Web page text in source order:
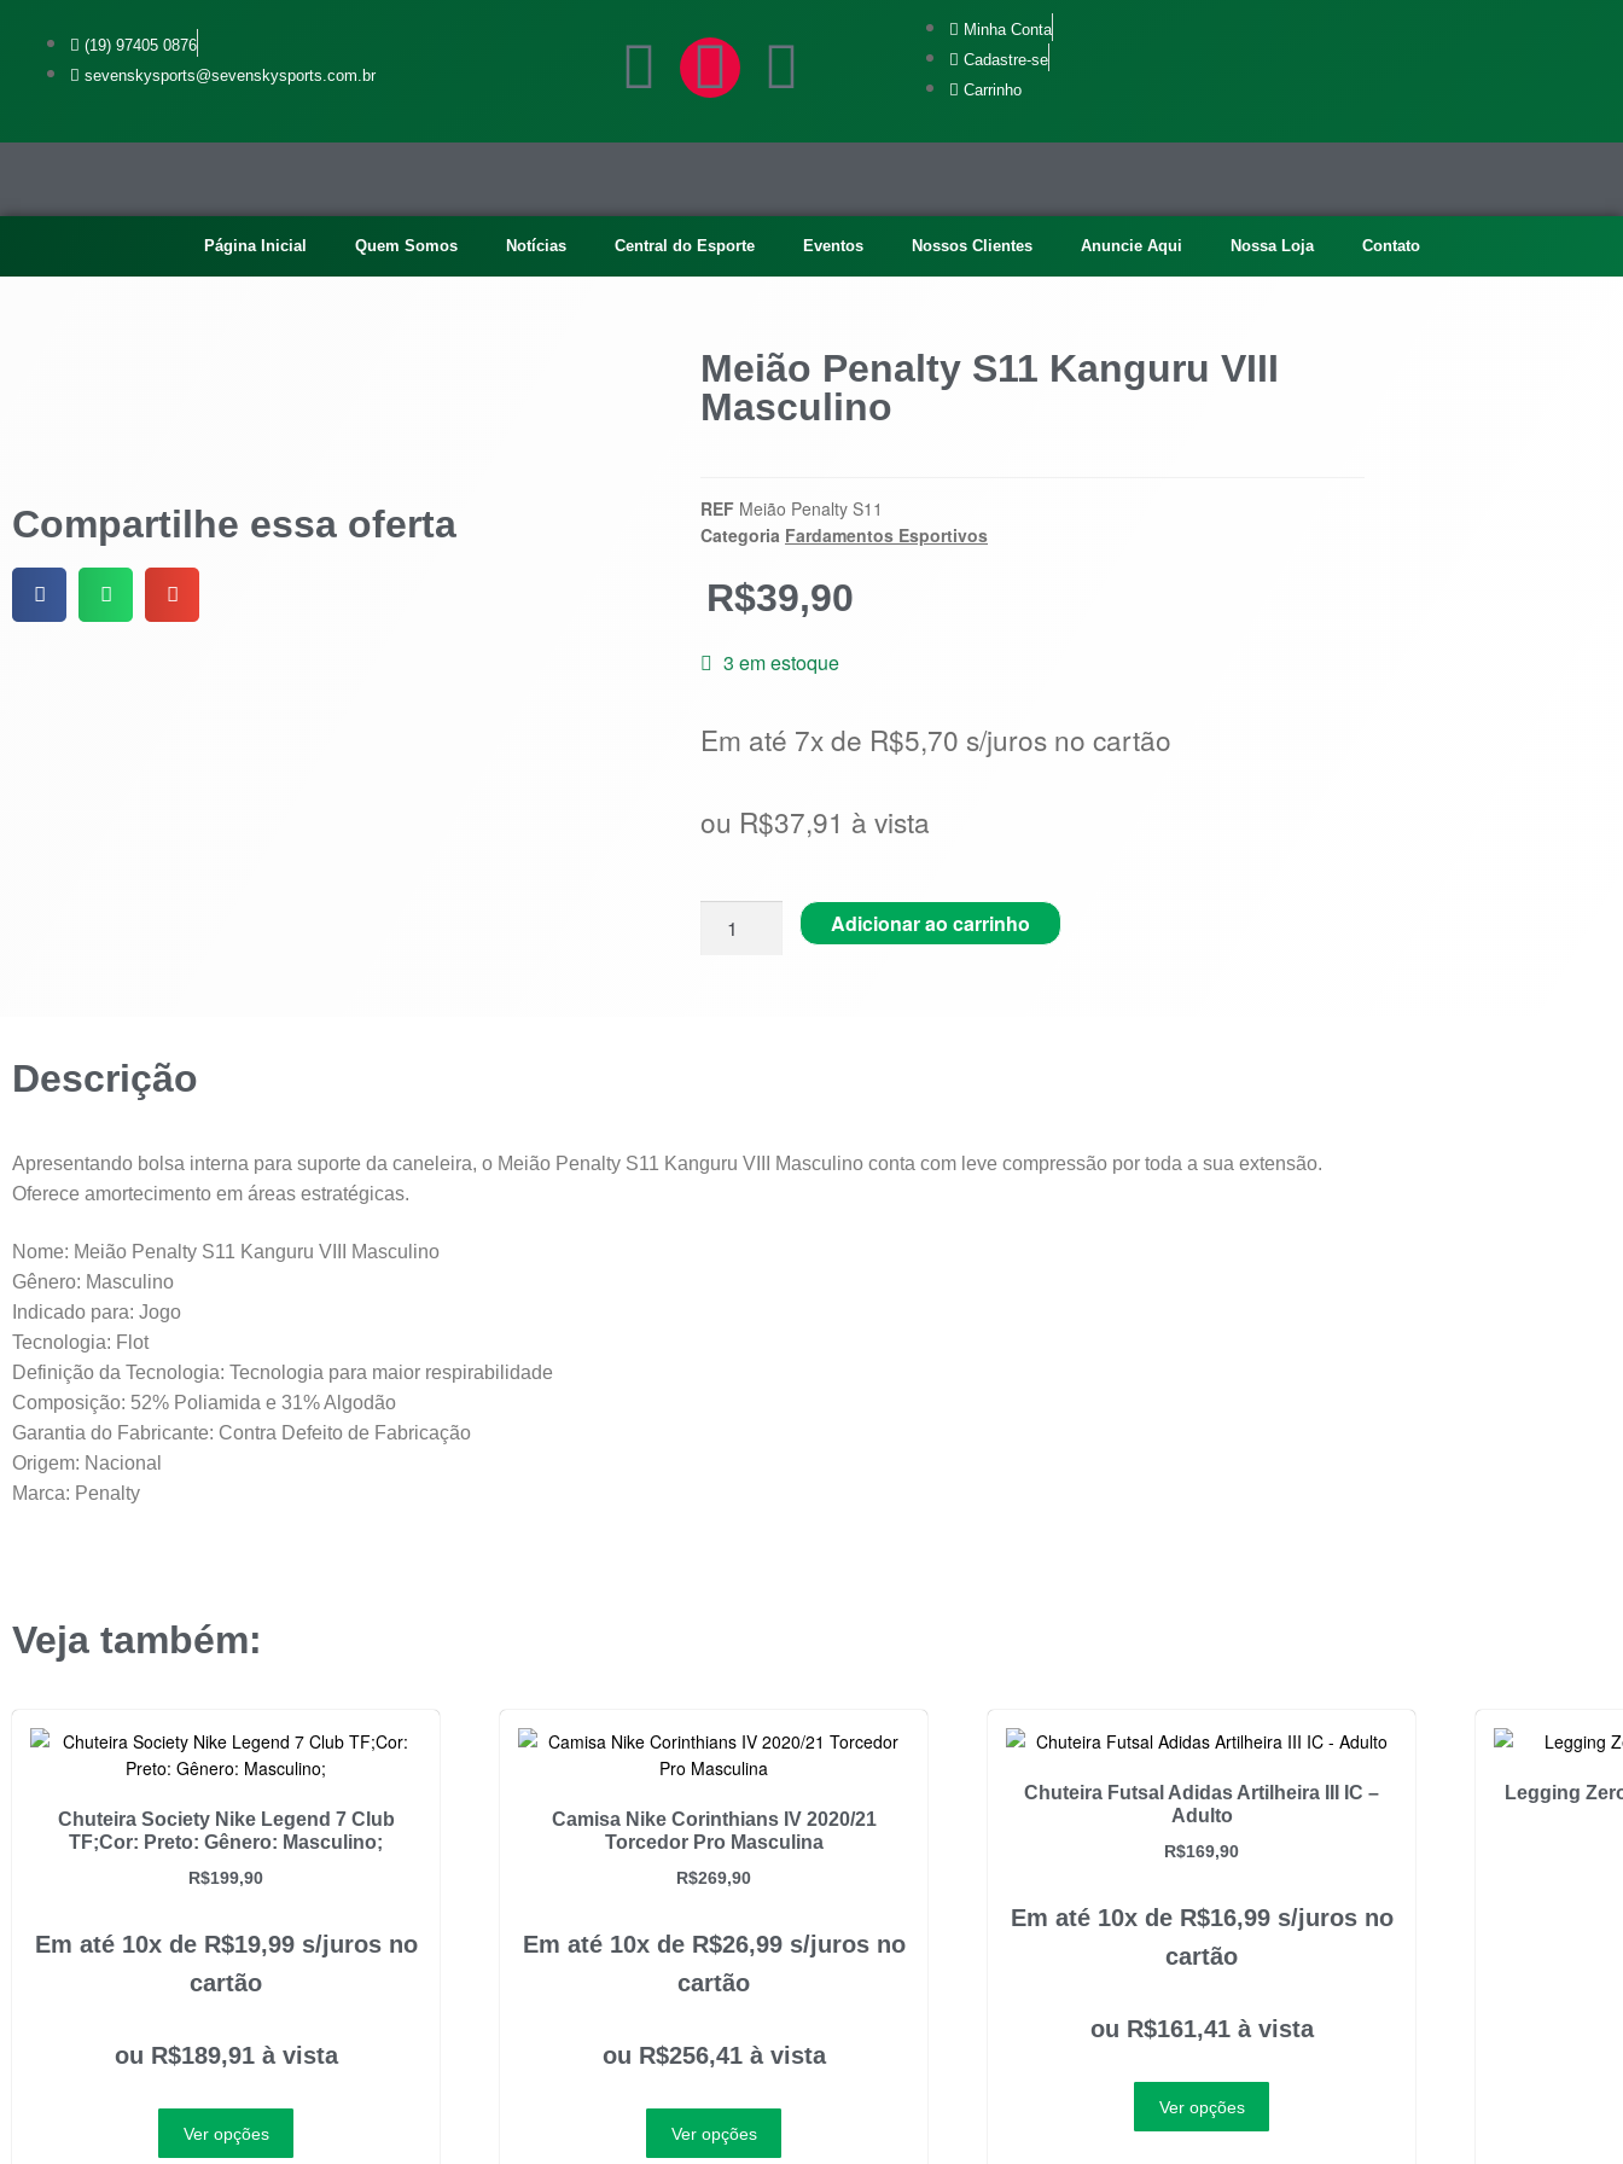
(19) 97405 0876
sevenskysports@sevenskysports.com.br
Minha Conta
Cadastre-se
Carrinho
Página Inicial Quem Somos Notícias Central do Esporte Eventos Nossos Clientes Anuncie Aqui Nossa Loja Contato
Compartilhe essa oferta
Meião Penalty S11 Kanguru VIII
Masculino
REF Meião Penalty S11
Categoria Fardamentos Esportivos
R$39,90
3 em estoque
Em até 7x de R$5,70 s/juros no cartão
ou R$37,91 à vista
Adicionar ao carrinho
Descrição
Apresentando bolsa interna para suporte da caneleira, o Meião Penalty S11 Kanguru VIII Masculino conta com leve compressão por toda a sua extensão.
Oferece amortecimento em áreas estratégicas.
Nome: Meião Penalty S11 Kanguru VIII Masculino
Gênero: Masculino
Indicado para: Jogo
Tecnologia: Flot
Definição da Tecnologia: Tecnologia para maior respirabilidade
Composição: 52% Poliamida e 31% Algodão
Garantia do Fabricante: Contra Defeito de Fabricação
Origem: Nacional
Marca: Penalty
Veja também:
Chuteira Society Nike Legend 7 Club
TF;Cor: Preto: Gênero: Masculino;
R$199,90
Em até 10x de R$19,99 s/juros no
cartão
ou R$189,91 à vista
Ver opções
Camisa Nike Corinthians IV 2020/21
Torcedor Pro Masculina
R$269,90
Em até 10x de R$26,99 s/juros no
cartão
ou R$256,41 à vista
Ver opções
Chuteira Futsal Adidas Artilheira III IC –
Adulto
R$169,90
Em até 10x de R$16,99 s/juros no
cartão
ou R$161,41 à vista
Ver opções
Legging